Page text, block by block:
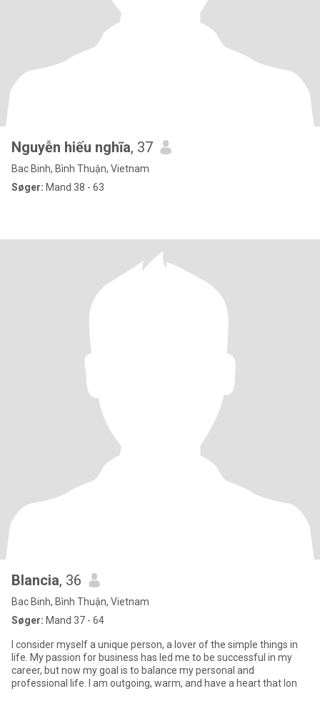
Nguyễn hiếu nghĩa, 37
Bac Binh, Bình Thuận, Vietnam
Søger: Mand 38 - 63
Blancia, 36
Bac Binh, Bình Thuận, Vietnam
Søger: Mand 37 - 64
I consider myself a unique person, a lover of the simple things in
life. My passion for business has led me to be successful in my
career, but now my goal is to balance my personal and
professional life. I am outgoing, warm, and have a heart that lon